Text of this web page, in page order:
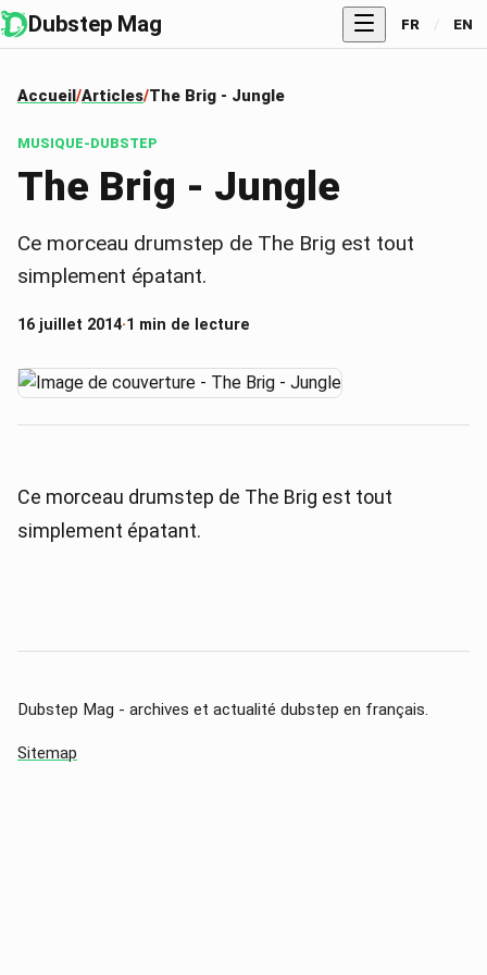
Dubstep Mag FR / EN
Accueil Articles The Brig - Jungle
MUSIQUE-DUBSTEP
The Brig - Jungle
Ce morceau drumstep de The Brig est tout
simplement épatant.
16 juillet 2014·1 min de lecture
Ce morceau drumstep de The Brig est tout
simplement épatant.
Dubstep Mag - archives et actualité dubstep en français.
Sitemap